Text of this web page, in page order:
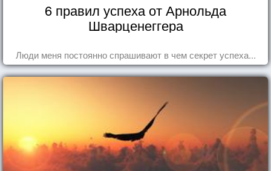
6 правил успеха от Арнольда
Шварценеггера
Люди меня постоянно спрашивают в чем секрет успеха...